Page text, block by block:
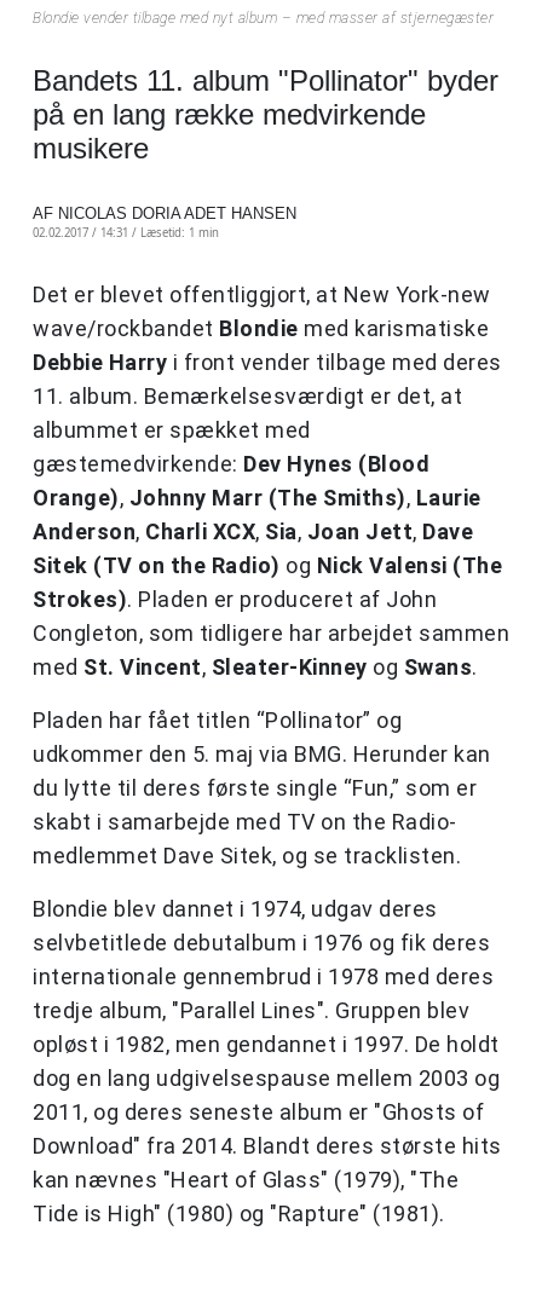
Blondie vender tilbage med nyt album – med masser af stjernegæster
Bandets 11. album "Pollinator" byder
på en lang række medvirkende
musikere
AF NICOLAS DORIA ADET HANSEN
02.02.2017 / 14:31 / Læsetid: 1 min
Det er blevet offentliggjort, at New York-new
wave/rockbandet Blondie med karismatiske
Debbie Harry i front vender tilbage med deres
11. album. Bemærkelsesværdigt er det, at
albummet er spækket med
gæstemedvirkende: Dev Hynes (Blood
Orange), Johnny Marr (The Smiths), Laurie
Anderson, Charli XCX, Sia, Joan Jett, Dave
Sitek (TV on the Radio) og Nick Valensi (The
Strokes). Pladen er produceret af John
Congleton, som tidligere har arbejdet sammen
med St. Vincent, Sleater-Kinney og Swans.
Pladen har fået titlen “Pollinator” og
udkommer den 5. maj via BMG. Herunder kan
du lytte til deres første single “Fun,” som er
skabt i samarbejde med TV on the Radio-
medlemmet Dave Sitek, og se tracklisten.
Blondie blev dannet i 1974, udgav deres
selvbetitlede debutalbum i 1976 og fik deres
internationale gennembrud i 1978 med deres
tredje album, "Parallel Lines". Gruppen blev
opløst i 1982, men gendannet i 1997. De holdt
dog en lang udgivelsespause mellem 2003 og
2011, og deres seneste album er "Ghosts of
Download" fra 2014. Blandt deres største hits
kan nævnes "Heart of Glass" (1979), "The
Tide is High" (1980) og "Rapture" (1981).